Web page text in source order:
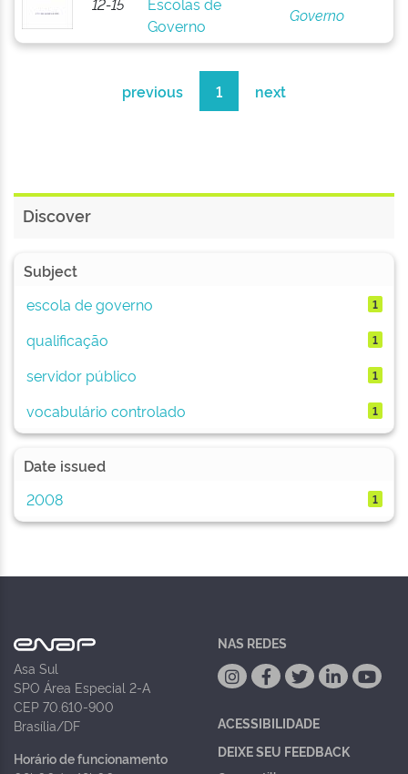
Governo
Governo
previous 1 next
Discover
Subject
escola de governo
1
qualificação 1
servidor público 1
vocabulário controlado 1
Date issued
2008
1
Asa Sul
SPO Área Especial 2-A
CEP 70.610-900
Brasília/DF
Horário de funcionamento
NAS REDES
ACESSIBILIDADE
DEIXE SEU FEEDBACK